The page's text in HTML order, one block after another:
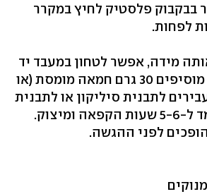
בבקבוק פלסטיק לחיץ במקרר
לפחות.
מידה, אפשר לטחון במעבד יד
הכל ולהכין פטה - מוסיפים 30 גרם חמאה מומסת (או
לתבנית סיליקון או לתבנית
מצופה בניילון נצמד ל-5-6 שעות הקפאה ומיצוק.
לפני ההגשה.